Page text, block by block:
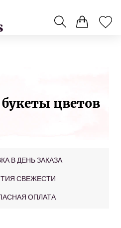
цветов
В ДЕНЬ ЗАКАЗА
СВЕЖЕСТИ
ОПЛАТА